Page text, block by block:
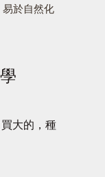
於自然化
大的，種